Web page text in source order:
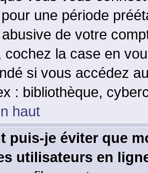
une période
de votre
cochez la case en
si vous accédez
: bibliothèque,
haut
puis-je éviter que
utilisateurs en